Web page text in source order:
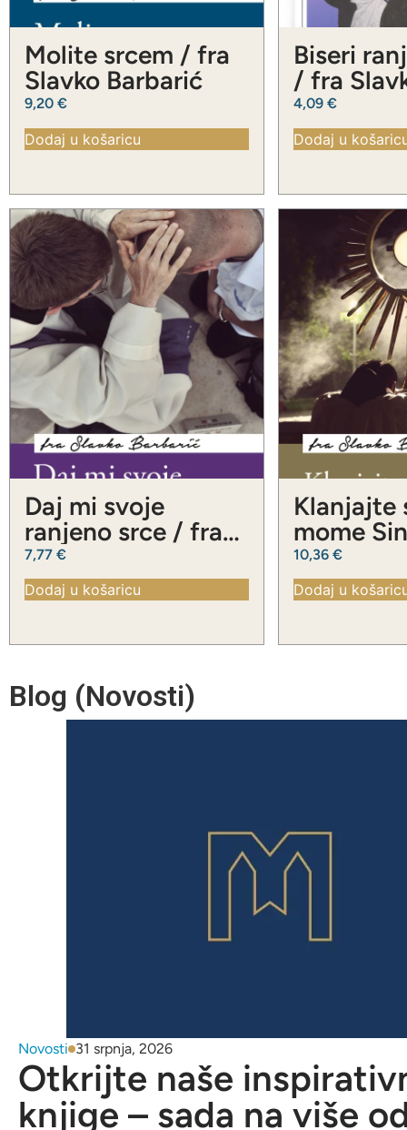
Molite srcem / fra
Slavko Barbarić
9,20 €
Dodaj u košaricu
Biseri
/ fra
Barbarić
4,09 €
Dodaj u
Daj mi svoje
ranjeno srce / fra
Slavko Barbarić
7,77 €
Dodaj u košaricu
Klanjajte
mome
Slavko
10,36 €
Dodaj u
Blog (Novosti)
Novosti 31 srpnja, 2026
Otkrijte naše
knjige – sada na više